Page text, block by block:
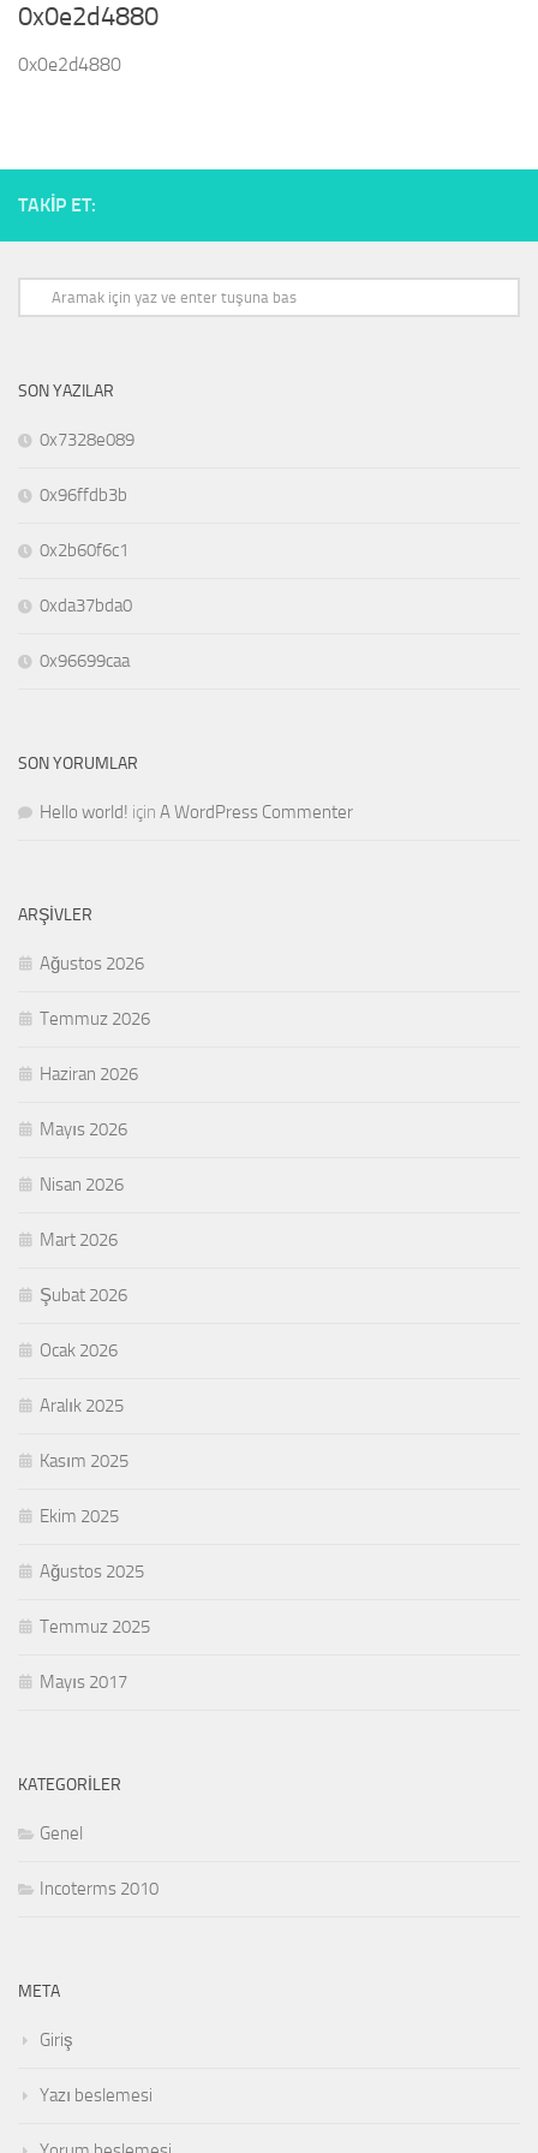
0x0e2d4880
0x0e2d4880
TAKIP ET:
SON YAZILAR
0x7328e089
0x96ffdb3b
0x2b60f6c1
0xda37bda0
0x96699caa
SON YORUMLAR
Hello world! için A WordPress Commenter
ARŞIVLER
Ağustos 2026
Temmuz 2026
Haziran 2026
Mayıs 2026
Nisan 2026
Mart 2026
Şubat 2026
Ocak 2026
Aralık 2025
Kasım 2025
Ekim 2025
Ağustos 2025
Temmuz 2025
Mayıs 2017
KATEGORILER
Genel
Incoterms 2010
META
Giriş
Yazı beslemesi